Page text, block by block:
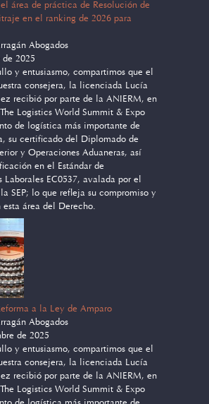
área de práctica de Resolución de
en el ranking de 2026 para
Abogados
de 2025
y entusiasmo, compartimos que el
consejera, la licenciada Lucía
recibió por parte de la ANIERM, en
Logistics World Summit & Expo
de logística más importante de
su certificado del Diplomado de
y Operaciones Aduaneras, así
en el Estándar de
Laborales EC0537, avalada por el
SEP; lo que refleja su compromiso y
área del Derecho.
a la Ley de Amparo
Abogados
de 2025
y entusiasmo, compartimos que el
consejera, la licenciada Lucía
recibió por parte de la ANIERM, en
Logistics World Summit & Expo